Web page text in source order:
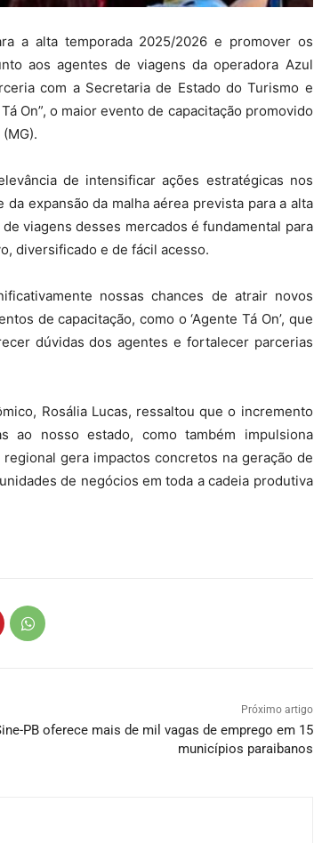
a alta temporada 2025/2026 e promover os
aos agentes de viagens da operadora Azul
com a Secretaria de Estado do Turismo e
On”, o maior evento de capacitação promovido
de intensificar ações estratégicas nos
expansão da malha aérea prevista para a alta
viagens desses mercados é fundamental para
diversificado e de fácil acesso.
nossas chances de atrair novos
de capacitação, como o ‘Agente Tá On’, que
dúvidas dos agentes e fortalecer parcerias
Rosália Lucas, ressaltou que o incremento
ao nosso estado, como também impulsiona
gera impactos concretos na geração de
de negócios em toda a cadeia produtiva
Próximo artigo
PB oferece mais de mil vagas de emprego em 15
municípios paraibanos